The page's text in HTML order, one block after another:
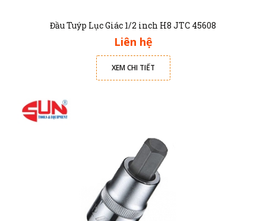
Đầu Tuýp Lục Giác 1/2 inch H8 JTC 45608
Liên hệ
XEM CHI TIẾT